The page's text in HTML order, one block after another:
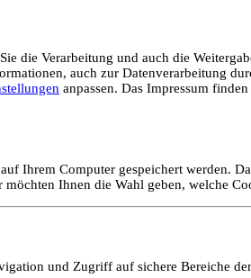
die Verarbeitung und auch die
auch zur Datenverarbeitung
anpassen. Das Impressum finden
Ihrem Computer gespeichert werden.
Ihnen die Wahl geben, welche
und Zugriff auf sichere Bereiche